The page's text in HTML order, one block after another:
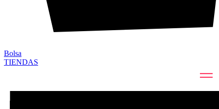
Bolsa
TIENDAS